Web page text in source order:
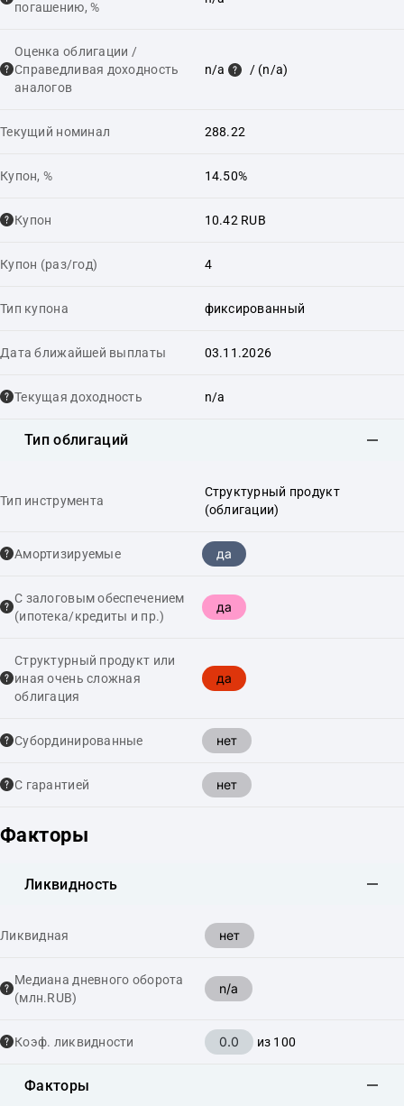
погашению, %
Оценка облигации /
Справедливая доходность
аналогов
n/a / (n/a)
Текущий номинал 288.22
Купон, % 14.50%
Купон 10.42 RUB
Купон (раз/год) 4
Тип купона фиксированный
Дата ближайшей выплаты 03.11.2026
Текущая доходность n/a
Тип облигаций
Тип инструмента
Структурный продукт
(облигации)
Амортизируемые да
С залоговым обеспечением
(ипотека/кредиты и пр.)
да
Структурный продукт или
иная очень сложная
облигация
да
Cубординированные нет
С гарантией нет
Факторы
Ликвидность
Ликвидная нет
Медиана дневного оборота
(млн.RUB)
n/a
Коэф. ликвидности 0.0 из 100
Факторы